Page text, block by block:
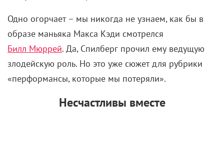
как типичный отстраненный тинейджер, чьи стены
обклеены постерами с Джеймсом Дином
Робертом Смитом: родителей не слушает, зато с
подонком, от которого ей велели держаться
подальше, сближается. Их 10-минутный диалог,
впечатляет гораздо сильнее изначального